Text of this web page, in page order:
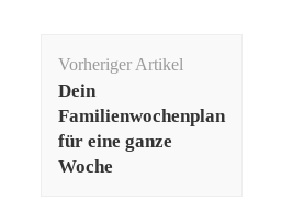
Vorheriger Artikel
Dein
Familienwochenplan
für eine ganze
Woche